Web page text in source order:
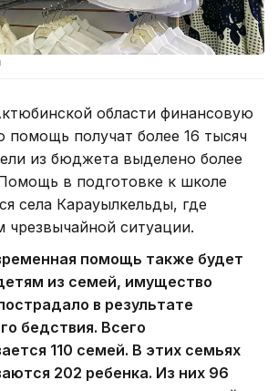
области финансовую
помощь получат более 16 тысяч
из бюджета выделено более
в подготовке к школе
села Карауылкельды, где
чрезвычайной ситуации.
помощь также будет
из семей, имущество
в результате
бедствия. Всего
110 семей. В этих семьях
202 ребенка. Из них 96